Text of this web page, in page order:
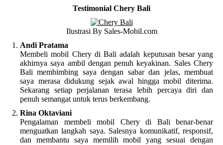
Testimonial Chery Bali
Ilustrasi By Sales-Mobil.com
Andi Pratama
Membeli mobil Chery di Bali adalah keputusan besar yang
akhirnya saya ambil dengan penuh keyakinan. Sales Chery
Bali membimbing saya dengan sabar dan jelas, membuat
saya merasa didukung sejak awal hingga mobil diterima.
Sekarang setiap perjalanan terasa lebih percaya diri dan
penuh semangat untuk terus berkembang.
Rina Oktaviani
Pengalaman membeli mobil Chery di Bali benar-benar
menguatkan langkah saya. Salesnya komunikatif, responsif,
dan membantu saya memilih mobil yang sesuai dengan